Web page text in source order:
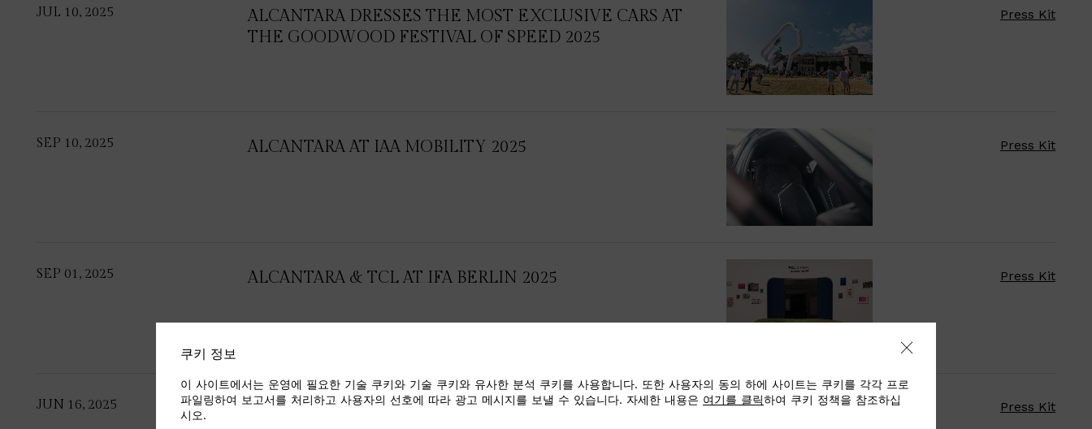
JUL 10, 2025
ALCANTARA DRESSES THE MOST EXCLUSIVE CARS AT
THE GOODWOOD FESTIVAL OF SPEED 2025
Press Kit
SEP 10, 2025 ALCANTARA AT IAA MOBILITY 2025 Press Kit
SEP 01, 2025 ALCANTARA & TCL AT IFA BERLIN 2025 Press Kit
JUN 16, 2025
ALCANTARA DESIGNS THE SEAT OF THE NEW MV
Press Kit
쿠키 정보
이 사이트에서는 운영에 필요한 기술 쿠키와 기술 쿠키와 유사한 분석 쿠키를 사용합니다. 또한 사용자의 동의 하에 사이트는 쿠키를 각각 프로
파일링하여 보고서를 처리하고 사용자의 선호에 따라 광고 메시지를 보낼 수 있습니다. 자세한 내용은 여기를 클릭하여 쿠키 정책을 참조하십
시오.